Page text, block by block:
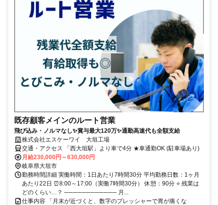
既存顧客メインのルート営業
飛び込み・ノルマなし✨賞与最大120万✨通勤高速代も全額支給
株式会社エスケーワイ 大垣工場
交通・アクセス 「西大垣駅」より車で4分 ★車通勤OK (駐車場あり)
月給230,000円～630,000円
岐阜県大垣市
勤務時間詳細 実働時間：1日あたり7時間30分 平均勤務日数：1ヶ月
あたり22日 ⏰8:00～17:00（実働7時間30分） 休憩：90分 ⭐ 残業は
どのくらい…？ ──────────── 月...
仕事内容 「月末が近づくと、数字のプレッシャーで胃が痛くな